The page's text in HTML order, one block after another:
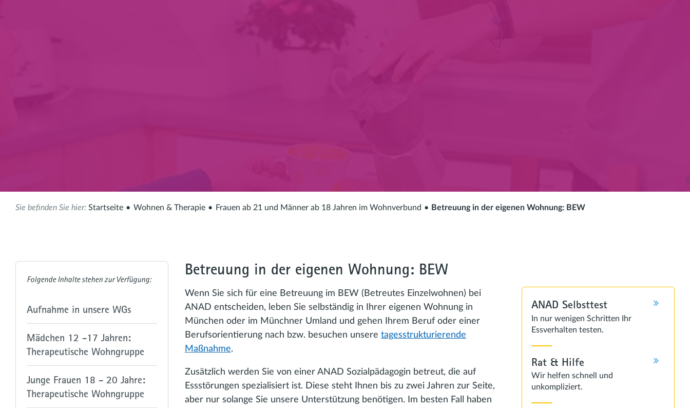
Startseite Wohnen & Therapie Frauen ab 21 und Männer ab 18 Jahren im Wohnverbund Betreuung in der eigenen Wohnung: BEW
Aufnahme in unsere WGs
Mädchen 12 -17 Jahren:
Therapeutische Wohngruppe
Junge Frauen 18 - 20 Jahre:
Therapeutische Wohngruppe
Betreuung in der eigenen Wohnung: BEW
Wenn Sie sich für eine Betreuung im BEW (Betreutes Einzelwohnen) bei
ANAD entscheiden, leben Sie selbständig in Ihrer eigenen Wohnung in
München oder im Münchner Umland und gehen Ihrem Beruf oder einer
Berufsorientierung nach bzw. besuchen unsere tagesstrukturierende
Maßnahme.
Zusätzlich werden Sie von einer ANAD Sozialpädagogin betreut, die auf
Essstörungen spezialisiert ist. Diese steht Ihnen bis zu zwei Jahren zur Seite,
aber nur solange Sie unsere Unterstützung benötigen. Im besten Fall haben
ANAD Selbsttest
In nur wenigen Schritten Ihr
Essverhalten testen.
Rat & Hilfe
Wir helfen schnell und
unkompliziert.